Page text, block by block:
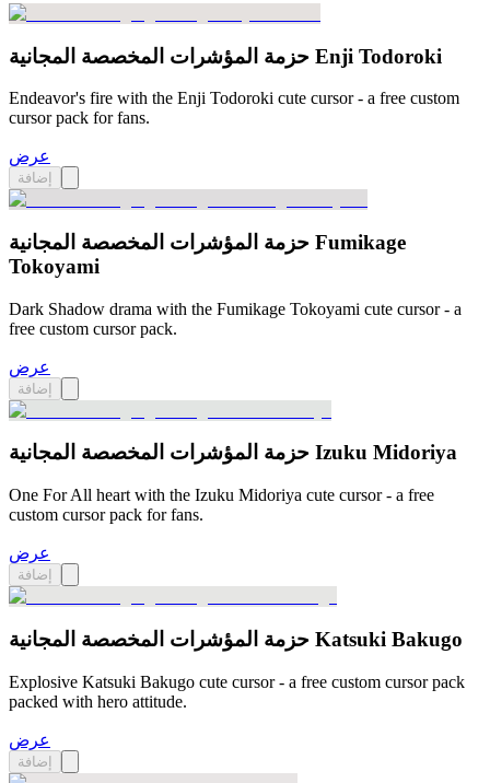
حزمة المؤشرات المخصصة المجانية Enji Todoroki
Endeavor's fire with the Enji Todoroki cute cursor - a free custom
cursor pack for fans.
عرض
إضافة
حزمة المؤشرات المخصصة المجانية Fumikage
Tokoyami
Dark Shadow drama with the Fumikage Tokoyami cute cursor - a
free custom cursor pack.
عرض
إضافة
حزمة المؤشرات المخصصة المجانية Izuku Midoriya
One For All heart with the Izuku Midoriya cute cursor - a free
custom cursor pack for fans.
عرض
إضافة
حزمة المؤشرات المخصصة المجانية Katsuki Bakugo
Explosive Katsuki Bakugo cute cursor - a free custom cursor pack
packed with hero attitude.
عرض
إضافة